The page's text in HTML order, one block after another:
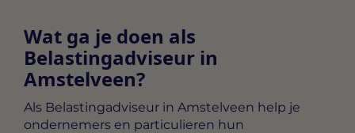
Wat ga je doen als
Belastingadviseur in
Amstelveen?
Als Belastingadviseur in Amstelveen help je
ondernemers en particulieren hun